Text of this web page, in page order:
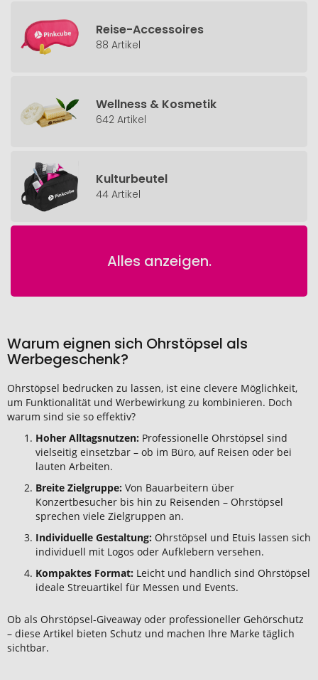
Reise-Accessoires
88 Artikel
Wellness & Kosmetik
642 Artikel
Kulturbeutel
44 Artikel
Alles anzeigen.
Warum eignen sich Ohrstöpsel als
Werbegeschenk?
Ohrstöpsel bedrucken zu lassen, ist eine clevere Möglichkeit,
um Funktionalität und Werbewirkung zu kombinieren. Doch
warum sind sie so effektiv?
Hoher Alltagsnutzen: Professionelle Ohrstöpsel sind
vielseitig einsetzbar – ob im Büro, auf Reisen oder bei
lauten Arbeiten.
Breite Zielgruppe: Von Bauarbeitern über
Konzertbesucher bis hin zu Reisenden – Ohrstöpsel
sprechen viele Zielgruppen an.
Individuelle Gestaltung: Ohrstöpsel und Etuis lassen sich
individuell mit Logos oder Aufklebern versehen.
Kompaktes Format: Leicht und handlich sind Ohrstöpsel
ideale Streuartikel für Messen und Events.
Ob als Ohrstöpsel-Giveaway oder professioneller Gehörschutz
– diese Artikel bieten Schutz und machen Ihre Marke täglich
sichtbar.